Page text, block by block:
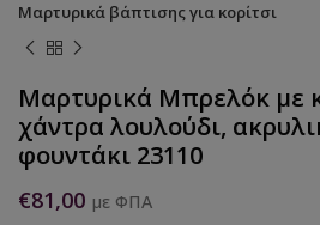
Μαρτυρικά βάπτισης για κορίτσι
Μαρτυρικά Μπρελόκ με
χάντρα λουλούδι,
φουντάκι 23110
€81,00 με ΦΠΑ